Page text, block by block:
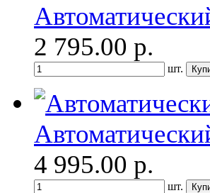
2 795.00 р.
шт.
4 995.00 р.
шт.